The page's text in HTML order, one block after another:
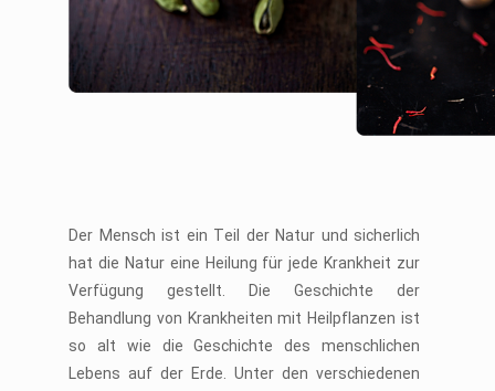
Der Mensch ist ein Teil der Natur und sicherlich
hat die Natur eine Heilung für jede Krankheit zur
Verfügung gestellt. Die Geschichte der
Behandlung von Krankheiten mit Heilpflanzen ist
so alt wie die Geschichte des menschlichen
Lebens auf der Erde. Unter den verschiedenen